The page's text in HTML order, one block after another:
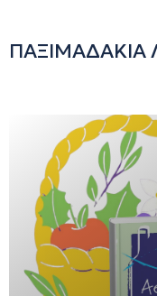
ΠΑΞΙΜΑΔΑΚΙΑ